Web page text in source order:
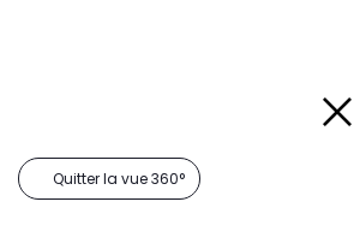
Quitter la vue 360°